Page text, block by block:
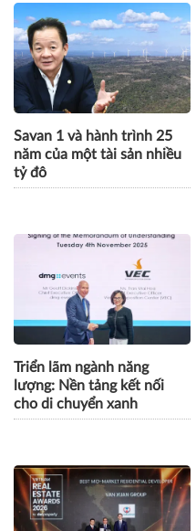
Dai-ichi Life Việt Nam dành
gần 12 tỷ đồng quà tặng tri
ân khách hàng
Savan 1 và hành trình 25
năm của một tài sản nhiều
tỷ đô
Triển lãm ngành năng
lượng: Nền tảng kết nối
cho di chuyển xanh